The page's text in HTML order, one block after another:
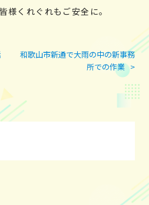
様くれぐれもご安全に。
和歌山市新通で大雨の中の新事務
所での作業 >